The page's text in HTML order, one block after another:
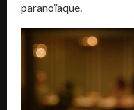
paranoïaque.